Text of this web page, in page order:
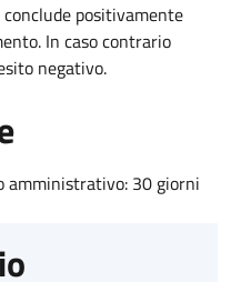
positivamente
In caso contrario
negativo.
amministrativo: 30 giorni